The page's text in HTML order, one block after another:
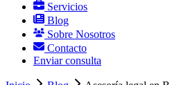
Servicios
Blog
Sobre Nosotros
Contacto
Enviar consulta